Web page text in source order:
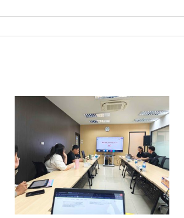
การอบรมนักศึกษา
ฝึกงานร่วมกับ
บริษัท ใส่ใจ เทค
จำกัด